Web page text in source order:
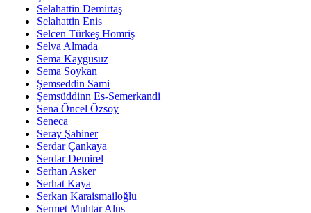
Selahattin Demirtaş
Selahattin Enis
Selcen Türkeş Homriş
Selva Almada
Sema Kaygusuz
Sema Soykan
Şemseddin Sami
Şemsüddinn Es-Semerkandi
Sena Öncel Özsoy
Seneca
Seray Şahiner
Serdar Çankaya
Serdar Demirel
Serhan Asker
Serhat Kaya
Serkan Karaismailoğlu
Sermet Muhtar Alus